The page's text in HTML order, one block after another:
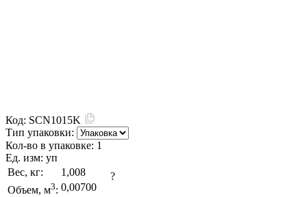
Код: SCN1015K
Тип упаковки:
Кол-во в упаковке: 1
Ед. изм: уп
Вес, кг:
1,008
Объем, м3: 0,00700
?